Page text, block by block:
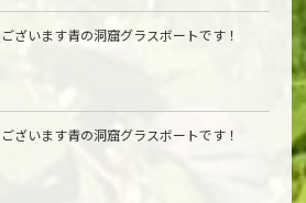
ざいます青の洞窟グラスボートです！
ざいます青の洞窟グラスボートです！